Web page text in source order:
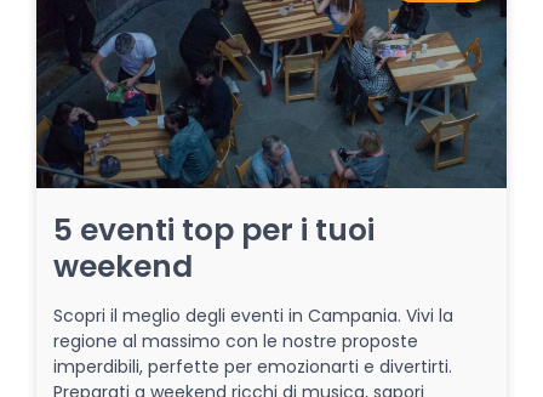
5 eventi top per i tuoi
weekend
Scopri il meglio degli eventi in Campania. Vivi la
regione al massimo con le nostre proposte
imperdibili, perfette per emozionarti e divertirti.
Preparati a weekend ricchi di musica, sapori